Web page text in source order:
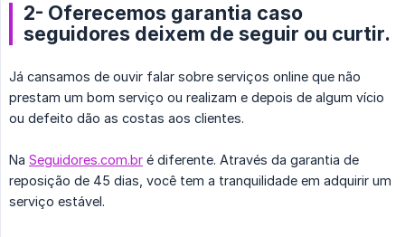
2- Oferecemos garantia caso
seguidores deixem de seguir ou curtir.
Já cansamos de ouvir falar sobre serviços online que não
prestam um bom serviço ou realizam e depois de algum vício
ou defeito dão as costas aos clientes.
Na Seguidores.com.br é diferente. Através da garantia de
reposição de 45 dias, você tem a tranquilidade em adquirir um
serviço estável.